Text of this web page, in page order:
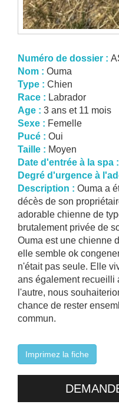
Numéro de dossier :
Nom : Ouma
Type : Chien
Race : Labrador
Age : 3 ans et 11 mois
Sexe : Femelle
Pucé : Oui
Taille : Moyen
Date d'entrée à la spa :
Degré d'urgence à
Description : Ouma a
décès de son
adorable chienne de
brutalement privée de
Ouma est une chienne
elle semble ok
n'était pas seule. Elle
ans également recueilli
l'autre, nous
chance de rester
commun.
Imprimez la fiche